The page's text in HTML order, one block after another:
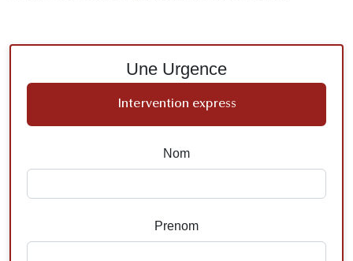
Une Urgence
Intervention express
Nom
Prenom